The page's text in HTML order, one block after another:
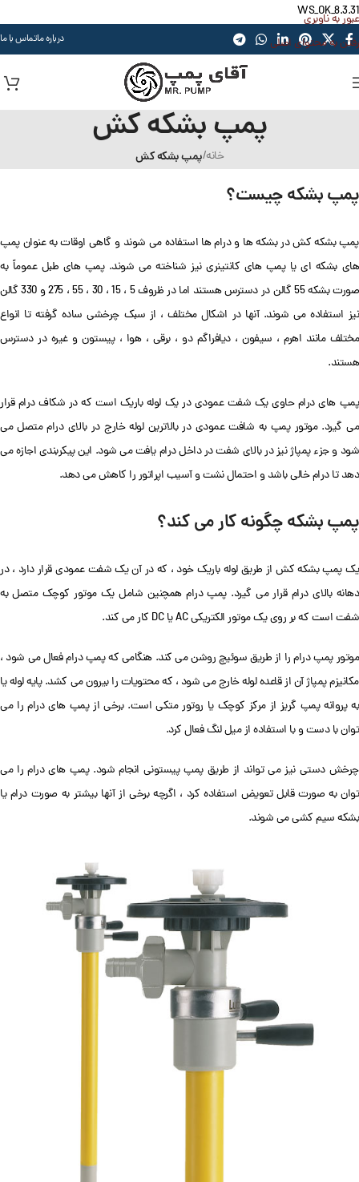
WS_OK_8.3.31
عبور به ناوبری
رفتن به محتوای اصلی
درباره ماتماس با ما
پمپ بشکه کش
خانه/پمپ بشکه کش
پمپ بشکه چیست؟
پمپ بشکه کش در بشکه ها و درام ها استفاده می شوند و گاهی اوقات به عنوان پمپ
های بشکه ای یا پمپ های کانتینری نیز شناخته می شوند. پمپ های طبل عموماً به
صورت بشکه 55 گالن در دسترس هستند اما در ظروف 5 ، 15 ، 30 ، 55 ، 275 و 330 گالن
نیز استفاده می شوند. آنها در اشکال مختلف ، از سبک چرخشی ساده گرفته تا انواع
مختلف مانند اهرم ، سیفون ، دیافراگم دو ، برقی ، هوا ، پیستون و غیره در دسترس
هستند.
پمپ های درام حاوی یک شفت عمودی در یک لوله باریک است که در شکاف درام قرار
می گیرد. موتور پمپ به شافت عمودی در بالاترین لوله خارج در بالای درام متصل می
شود و جزء پمپاژ نیز در بالای شفت در داخل درام یافت می شود. این پیکربندی اجازه می
دهد تا درام خالی باشد و احتمال نشت و آسیب اپراتور را کاهش می دهد.
پمپ بشکه چگونه کار می کند؟
یک پمپ بشکه کش از طریق لوله باریک خود ، که در آن یک شفت عمودی قرار دارد ، در
دهانه بالای درام قرار می گیرد. پمپ درام همچنین شامل یک موتور کوچک متصل به
شفت است که بر روی یک موتور الکتریکی AC یا DC کار می کند.
موتور پمپ درام را از طریق سوئیچ روشن می کند. هنگامی که پمپ درام فعال می شود ،
مکانیزم پمپاژ آن از قاعده لوله خارج می شود ، که محتویات را بیرون می کشد. پایه لوله یا
به پروانه پمپ گریز از مرکز کوچک یا روتور متکی است. برخی از پمپ های درام را می
توان با دست و با استفاده از میل لنگ فعال کرد.
چرخش دستی نیز می تواند از طریق پمپ پیستونی انجام شود. پمپ های درام را می
توان به صورت قابل تعویض استفاده کرد ، اگرچه برخی از آنها بیشتر به صورت درام یا
بشکه سیم کشی می شوند.